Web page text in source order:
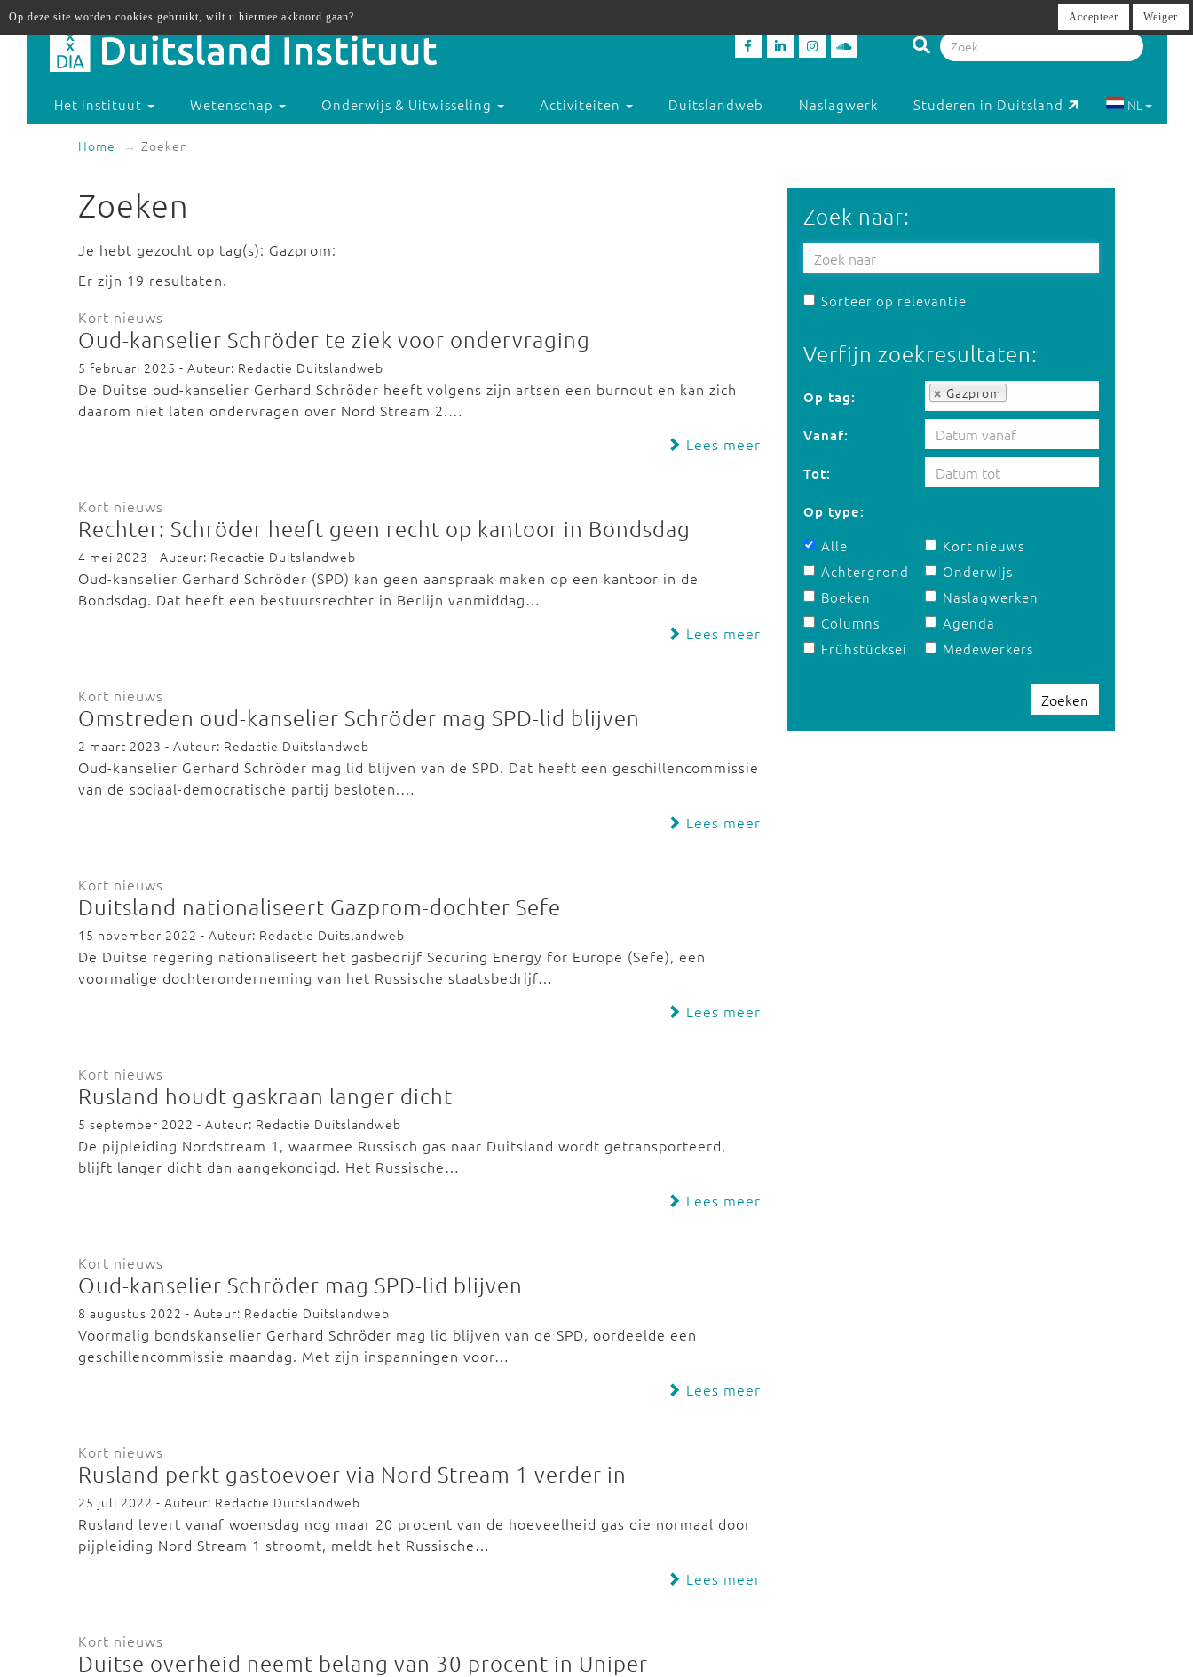
Het instituut Wetenschap Onderwijs & Uitwisseling Activiteiten Duitslandweb Naslagwerk Studeren in Duitsland NL
Home Zoeken
Zoeken
Je hebt gezocht op tag(s): Gazprom:
Er zijn 19 resultaten.
Kort nieuws
Oud-kanselier Schröder te ziek voor ondervraging
5 februari 2025 - Auteur: Redactie Duitslandweb
De Duitse oud-kanselier Gerhard Schröder heeft volgens zijn artsen een burnout en kan zich
daarom niet laten ondervragen over Nord Stream 2.…
Lees meer
Kort nieuws
Rechter: Schröder heeft geen recht op kantoor in Bondsdag
4 mei 2023 - Auteur: Redactie Duitslandweb
Oud-kanselier Gerhard Schröder (SPD) kan geen aanspraak maken op een kantoor in de
Bondsdag. Dat heeft een bestuursrechter in Berlijn vanmiddag…
Lees meer
Kort nieuws
Omstreden oud-kanselier Schröder mag SPD-lid blijven
2 maart 2023 - Auteur: Redactie Duitslandweb
Oud-kanselier Gerhard Schröder mag lid blijven van de SPD. Dat heeft een geschillencommissie
van de sociaal-democratische partij besloten.…
Lees meer
Kort nieuws
Duitsland nationaliseert Gazprom-dochter Sefe
15 november 2022 - Auteur: Redactie Duitslandweb
De Duitse regering nationaliseert het gasbedrijf Securing Energy for Europe (Sefe), een
voormalige dochteronderneming van het Russische staatsbedrijf…
Lees meer
Kort nieuws
Rusland houdt gaskraan langer dicht
5 september 2022 - Auteur: Redactie Duitslandweb
De pijpleiding Nordstream 1, waarmee Russisch gas naar Duitsland wordt getransporteerd,
blijft langer dicht dan aangekondigd. Het Russische…
Lees meer
Kort nieuws
Oud-kanselier Schröder mag SPD-lid blijven
8 augustus 2022 - Auteur: Redactie Duitslandweb
Voormalig bondskanselier Gerhard Schröder mag lid blijven van de SPD, oordeelde een
geschillencommissie maandag. Met zijn inspanningen voor…
Lees meer
Kort nieuws
Rusland perkt gastoevoer via Nord Stream 1 verder in
25 juli 2022 - Auteur: Redactie Duitslandweb
Rusland levert vanaf woensdag nog maar 20 procent van de hoeveelheid gas die normaal door
pijpleiding Nord Stream 1 stroomt, meldt het Russische…
Lees meer
Kort nieuws
Duitse overheid neemt belang van 30 procent in Uniper
Zoek naar:
Sorteer op relevantie
Verfijn zoekresultaten:
Op tag: Gazprom
Op tag:
Vanaf:
Tot:
Op type:
Alle
Achtergrond
Boeken
Columns
Frühstücksei
Kort nieuws
Onderwijs
Naslagwerken
Agenda
Medewerkers
Zoeken
Op deze site worden cookies gebruikt, wilt u hiermee akkoord gaan? Accepteer Weiger